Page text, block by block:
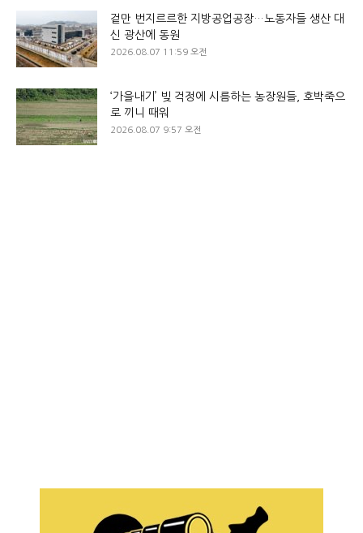
겉만 번지르르한 지방공업공장…노동자들 생산 대
신 광산에 동원
2026.08.07 11:59 오전
‘가을내기’ 빚 걱정에 시름하는 농장원들, 호박죽으
로 끼니 때워
2026.08.07 9:57 오전